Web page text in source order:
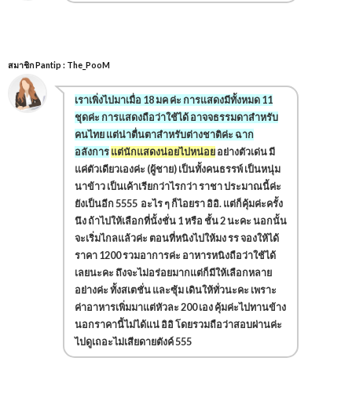
สมาชิก Pantip : The_PooM
เราเพิ่งไปมาเมื่อ 18 มค ค่ะ การแสดงมีทั้งหมด 11
ชุดค่ะ การแสดงถือว่าใช้ได้ อาจจธรรมดาสำหรับ
คนไทย แต่น่าตื่นตาสำหรับต่างชาติค่ะ ฉาก
อลังการ แต่นักแสดงน่อยไปหน่อยอย่างตัวเด่น มี
แค่ตัวเดียวเองค่ะ (ผู้ชาย) เป็นทั้งคนธรรพ์ เป็นหนุ่ม
นาข้าว เป็นเค้าเรียกว่าไรกว่า ราชา ประมาณนี้ค่ะ
ยังเป็นอีก 5555 อะไร ๆ ก็ไอยรา อิอิ. แต่ก็คุ้มค่ะครั้ง
นึง ถ้าไปให้เลือกที่นั้งชั่น 1 หรือ ชั้น 2 นะคะ นอกนั้น
จะเริ่มไกลแล้วค่ะ ตอนที่หนิงไปให้มง รร จองให้ได้
ราคา 1200 รวมอาการค่ะ อาหารหนิงถือว่าใช้ได้
เลยนะคะ ถึงจะไม่อร่อยมากแต่ก็มีให้เลือกหลาย
อย่างค่ะ ทั้งสเตชั่น และซุ้ม เดินให้ทั่วนะคะ เพราะ
ค่าอาหารเพิ่มมาแต่หัวละ 200 เอง คุ้มค่ะไปทานข้าง
นอกราคานี้ไม่ได้แน่ อิอิ โดยรวมถือว่าสอบผ่านค่ะ
ไปดูเถอะไม่เสียดายตังค์ 555